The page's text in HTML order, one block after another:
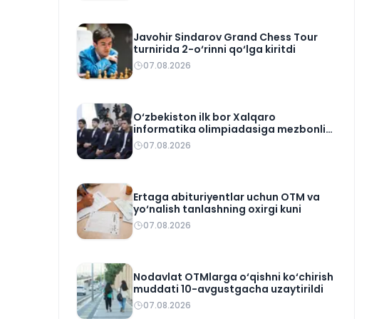
Javohir Sindarov Grand Chess Tour
turnirida 2-o‘rinni qo‘lga kiritdi
07.08.2026
O‘zbekiston ilk bor Xalqaro
informatika olimpiadasiga mezbonlik
qiladi
07.08.2026
Ertaga abituriyentlar uchun OTM va
yo‘nalish tanlashning oxirgi kuni
07.08.2026
Nodavlat OTMlarga o‘qishni ko‘chirish
muddati 10-avgustgacha uzaytirildi
07.08.2026